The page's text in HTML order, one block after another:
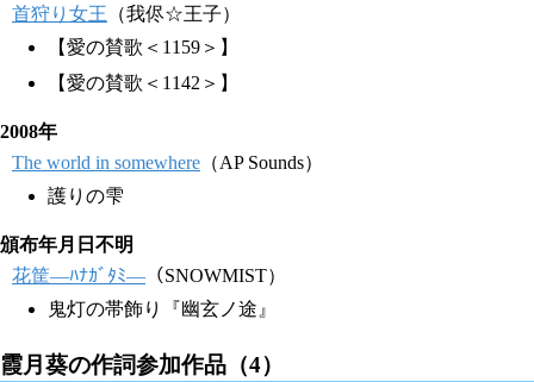
首狩り女王 （我侭☆王子）
【愛の賛歌＜1159＞】
【愛の賛歌＜1142＞】
2008年
The world in somewhere （AP Sounds）
護りの雫
頒布年月日不明
花筐―ﾊﾅｶﾞﾀﾐ― （SNOWMIST）
鬼灯の帯飾り『幽玄ノ途』
霞月葵の作詞参加作品（4）